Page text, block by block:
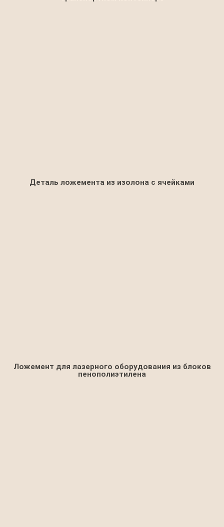
Деталь ложемента из изолона с ячейками
Ложемент для лазерного оборудования из блоков
пенополиэтилена